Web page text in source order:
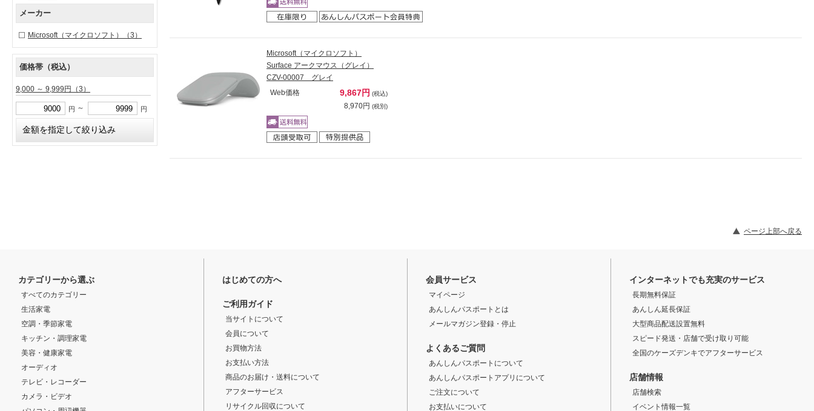
メーカー
Microsoft（マイクロソフト） （3）
価格帯（税込）
9,000 ～ 9,999円 （3）
円 ～ 円
Microsoft（マイクロソフト）
Surface アークマウス（グレイ）
CZV-00007 グレイ
Web価格
9,867円 (税込)
8,970円 (税別)
ページ上部へ戻る
カテゴリーから選ぶ
すべてのカテゴリー
生活家電
空調・季節家電
キッチン・調理家電
美容・健康家電
オーディオ
テレビ・レコーダー
カメラ・ビデオ
はじめての方へ
ご利用ガイド
当サイトについて
会員について
お買物方法
お支払い方法
商品のお届け・送料について
アフターサービス
リサイクル回収について
会員サービス
マイページ
あんしんパスポートとは
メールマガジン登録・停止
よくあるご質問
あんしんパスポートについて
あんしんパスポートアプリについて
ご注文について
お支払いについて
インターネットでも充実のサービス
長期無料保証
あんしん延長保証
大型商品配送設置無料
スピード発送・店舗で受け取り可能
全国のケーズデンキでアフターサービス
店舗情報
店舗検索
イベント情報一覧